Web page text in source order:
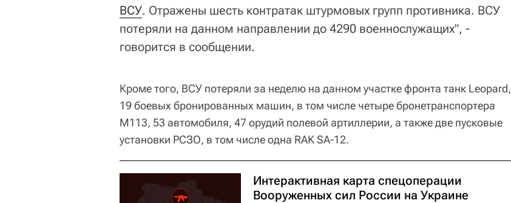
ВСУ. Отражены шесть контратак штурмовых групп противника. ВСУ
потеряли на данном направлении до 4290 военнослужащих", -
говорится в сообщении.
Кроме того, ВСУ потеряли за неделю на данном участке фронта танк Leopard,
19 боевых бронированных машин, в том числе четыре бронетранспортера
М113, 53 автомобиля, 47 орудий полевой артиллерии, а также две пусковые
установки РСЗО, в том числе одна RAK SA-12.
Интерактивная карта спецоперации
Вооруженных сил России на Украине